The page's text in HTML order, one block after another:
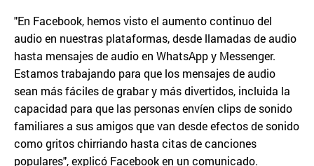
"En Facebook, hemos visto el aumento continuo del
audio en nuestras plataformas, desde llamadas de audio
hasta mensajes de audio en WhatsApp y Messenger.
Estamos trabajando para que los mensajes de audio
sean más fáciles de grabar y más divertidos, incluida la
capacidad para que las personas envíen clips de sonido
familiares a sus amigos que van desde efectos de sonido
como gritos chirriando hasta citas de canciones
populares", explicó Facebook en un comunicado.